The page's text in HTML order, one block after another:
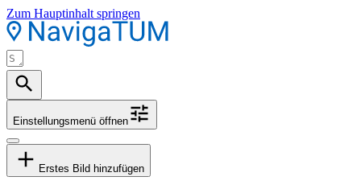
Zum Hauptinhalt springen
Einstellungsmenü öffnen
Erstes Bild hinzufügen